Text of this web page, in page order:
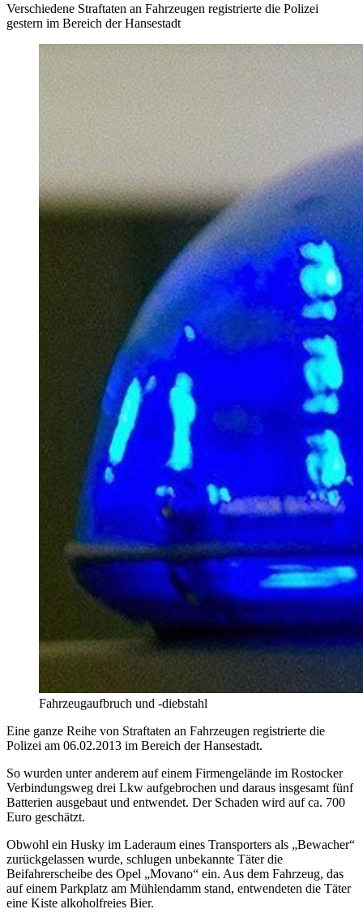
Verschiedene Straftaten an Fahrzeugen registrierte die Polizei
gestern im Bereich der Hansestadt
Fahrzeugaufbruch und -diebstahl
Eine ganze Reihe von Straftaten an Fahrzeugen registrierte die
Polizei am 06.02.2013 im Bereich der Hansestadt.
So wurden unter anderem auf einem Firmengelände im Rostocker
Verbindungsweg drei Lkw aufgebrochen und daraus insgesamt fünf
Batterien ausgebaut und entwendet. Der Schaden wird auf ca. 700
Euro geschätzt.
Obwohl ein Husky im Laderaum eines Transporters als „Bewacher“
zurückgelassen wurde, schlugen unbekannte Täter die
Beifahrerscheibe des Opel „Movano“ ein. Aus dem Fahrzeug, das
auf einem Parkplatz am Mühlendamm stand, entwendeten die Täter
eine Kiste alkoholfreies Bier.